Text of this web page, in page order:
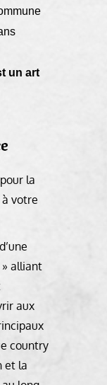
un art
la
votre
» alliant
aux
country
et la